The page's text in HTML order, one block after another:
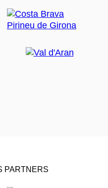
PARTNERS